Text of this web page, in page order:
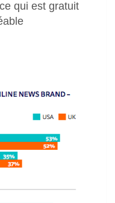
qui est gratuit